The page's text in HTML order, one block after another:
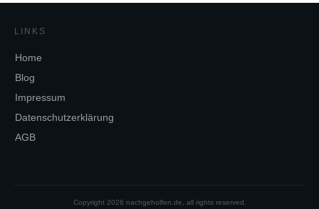
LINKS
Home
Blog
Impressum
Datenschutzerklärung
AGB
Copyright 2026 nachgeholfen.de , all rights reserved.